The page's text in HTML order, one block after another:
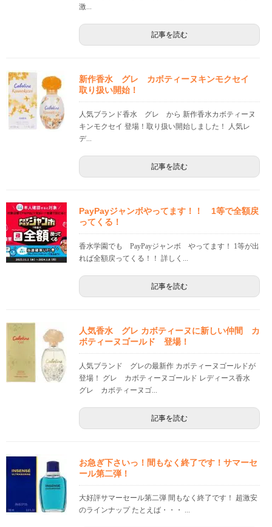
激...
記事を読む
新作香水 グレ カボティーヌキンモクセイ
取り扱い開始！
人気ブランド香水 グレ から 新作香水カボティーヌ
キンモクセイ 登場！取り扱い開始しました！ 人気レ
デ...
記事を読む
PayPayジャンボやってます！！ 1等で全額戻
ってくる！
香水学園でも PayPayジャンボ やってます！ 1等が出
れば全額戻ってくる！！ 詳しく...
記事を読む
人気香水 グレ カボティーヌに新しい仲間 カ
ボティーヌゴールド 登場！
人気ブランド グレの最新作 カボティーヌゴールドが
登場！ グレ カボティーヌゴールド レディース香水
グレ カボティーヌゴ...
記事を読む
お急ぎ下さいっ！間もなく終了です！サマーセ
ール第二弾！
大好評サマーセール第二弾 間もなく終了です！ 超激安
のラインナップ たとえば・・・ ...